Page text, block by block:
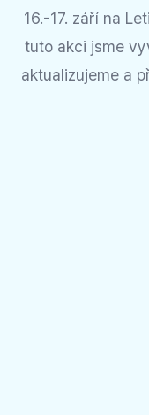
16.-17. září na
tuto akci jsme
aktualizujeme a